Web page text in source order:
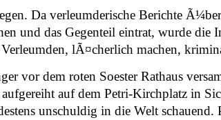
Da verleumderische Berichte
und das Gegenteil eintrat, wurde
lÃ¤cherlich machen,
vor dem roten Soester Rathaus
auf dem Petri-Kirchplatz in
unschuldig in die Welt